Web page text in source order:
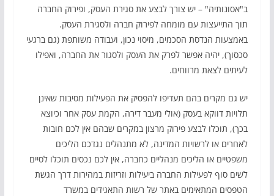
ב"אסונותיה" – יש צורך לבצע את סגירת העסק, ופירוק החברה
תוך התייעצות עם מומחה לפירוק חברה ולסגירת העסק.
באמצעות הנדסת הסכמים, מיסוי נכון, ועבודה משותפת (גם ברגעי
סכסוך), יהיה אפשר לפרק את העסק ולסגור את החברה, ואפילו
לעיתים לצאת מרווחים.
יש גם מקרים בהם תעדיפו להפסיק את הפעילות מסיבות שאינן
תלויות דווקא בעסק (אולי מעבר דירה, הקמת עסק אחר וכיוצא
בכך), תוכלו לבצע פירוק מרצון במקרים שבהם אין לכם חובות
לאחרים או לרשויות המדינה, לא מתנהלים נגדכם הליכים
משפטיים או הליכים מנהליים כחברה, אין לכם נכסים תוכלו לסיים
לשים סוף לפעילות החברה ביעילות וזריזות במהירות דרך הגשת
הטפסים המתאימים באתר של רשות התאגידים במשרד